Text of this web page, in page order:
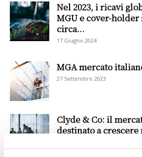
Nel 2023, i ricavi
MGU e cover-holder
circa...
17 Giugno 2024
MGA mercato
27 Settembre 2023
Clyde & Co: il
destinato a